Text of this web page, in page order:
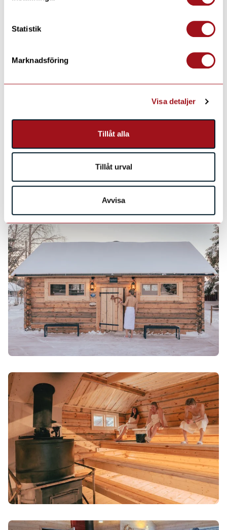
Statistik
Marknadsföring
Visa detaljer
Tillåt alla
Tillåt urval
Avvisa